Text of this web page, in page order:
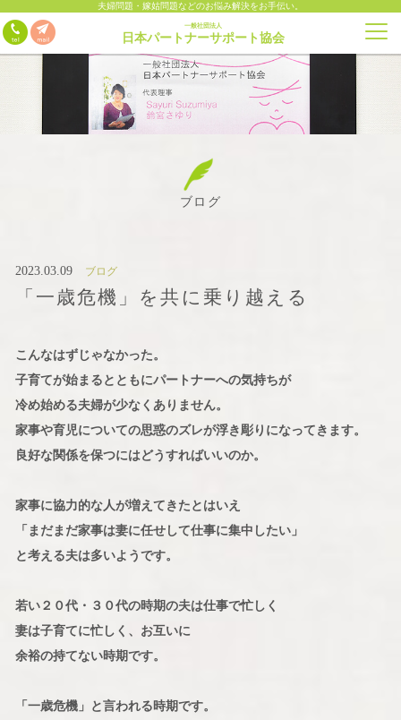
夫婦問題・嫁姑問題などのお悩み解決をお手伝い。
一般社団法人
日本パートナーサポート協会
ブログ
2023.03.09 ブログ
「一歳危機」を共に乗り越える
こんなはずじゃなかった。
子育てが始まるとともにパートナーへの気持ちが
冷め始める夫婦が少なくありません。
家事や育児についての思惑のズレが浮き彫りになってきます。
良好な関係を保つにはどうすればいいのか。
家事に協力的な人が増えてきたとはいえ
「まだまだ家事は妻に任せして仕事に集中したい」
と考える夫は多いようです。
若い２０代・３０代の時期の夫は仕事で忙しく
妻は子育てに忙しく、お互いに
余裕の持てない時期です。
「一歳危機」と言われる時期です。